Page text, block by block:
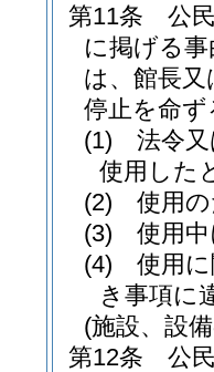
第11条
公
に掲げる
は、館長
停止を命
(1)
法令
使用した
(2)
使用
(3)
使用
(4)
使用
き事項に
(施設、設
第12条
公